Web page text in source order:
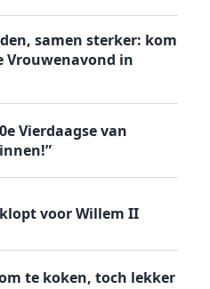
samen sterker: kom
Vrouwenavond in
Vierdaagse van
voor Willem II
te koken, toch lekker